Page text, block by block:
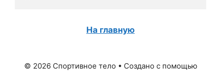
На главную
© 2026 Спортивное тело • Создано с помощью